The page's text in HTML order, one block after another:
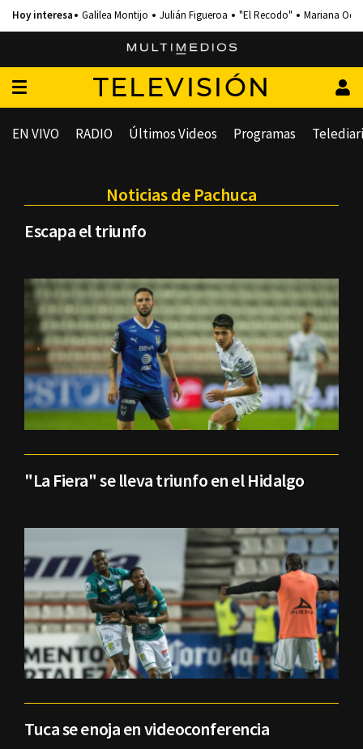
Galilea Montijo Julián Figueroa "El Recodo" Mariana
TELEVISIÓN
EN VIVO RADIO Últimos Videos Programas
Noticias de Pachuca
Escapa el triunfo
"La Fiera" se lleva triunfo en el Hidalgo
Tuca se enoja en videoconferencia